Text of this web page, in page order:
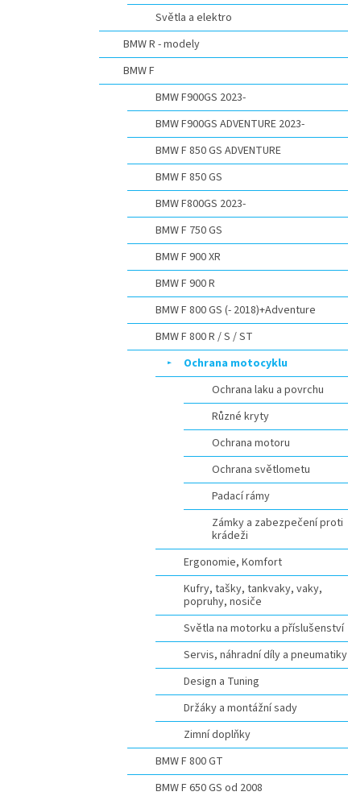
Světla a elektro
BMW R - modely
BMW F
BMW F900GS 2023-
BMW F900GS ADVENTURE 2023-
BMW F 850 GS ADVENTURE
BMW F 850 GS
BMW F800GS 2023-
BMW F 750 GS
BMW F 900 XR
BMW F 900 R
BMW F 800 GS (- 2018)+Adventure
BMW F 800 R / S / ST
Ochrana motocyklu
Ochrana laku a povrchu
Různé kryty
Ochrana motoru
Ochrana světlometu
Padací rámy
Zámky a zabezpečení proti
krádeži
Ergonomie, Komfort
Kufry, tašky, tankvaky, vaky,
popruhy, nosiče
Světla na motorku a příslušenství
Servis, náhradní díly a pneumatiky
Design a Tuning
Držáky a montážní sady
Zimní doplňky
BMW F 800 GT
BMW F 650 GS od 2008